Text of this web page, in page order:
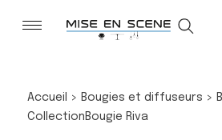
Accueil > Bougies et diffuseurs >
Collection Bougie Riva